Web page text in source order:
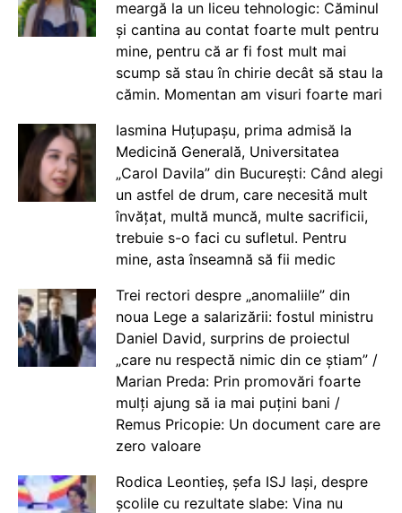
meargă la un liceu tehnologic: Căminul
și cantina au contat foarte mult pentru
mine, pentru că ar fi fost mult mai
scump să stau în chirie decât să stau la
cămin. Momentan am visuri foarte mari
Iasmina Huțupașu, prima admisă la
Medicină Generală, Universitatea
„Carol Davila” din București: Când alegi
un astfel de drum, care necesită mult
învățat, multă muncă, multe sacrificii,
trebuie s-o faci cu sufletul. Pentru
mine, asta înseamnă să fii medic
Trei rectori despre „anomaliile” din
noua Lege a salarizării: fostul ministru
Daniel David, surprins de proiectul
„care nu respectă nimic din ce știam” /
Marian Preda: Prin promovări foarte
mulți ajung să ia mai puțini bani /
Remus Pricopie: Un document care are
zero valoare
Rodica Leontieș, șefa ISJ Iași, despre
școlile cu rezultate slabe: Vina nu